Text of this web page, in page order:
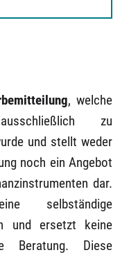
, welche
zu
und stellt weder
noch ein Angebot
dar.
selbständige
und ersetzt keine
Beratung. Diese